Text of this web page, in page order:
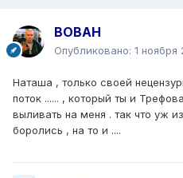
BOBAH
Опубликовано: 1 ноября
Наташа , только своей
поток ...... , который ты и
выливать на меня . так что уж
боролись , на то и ....